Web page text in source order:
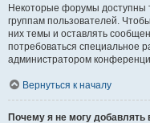
Некоторые форумы доступны
группам пользователей.
них темы и оставлять
потребоваться специальное
администратором
Вернуться к началу
Почему я не могу добавлять